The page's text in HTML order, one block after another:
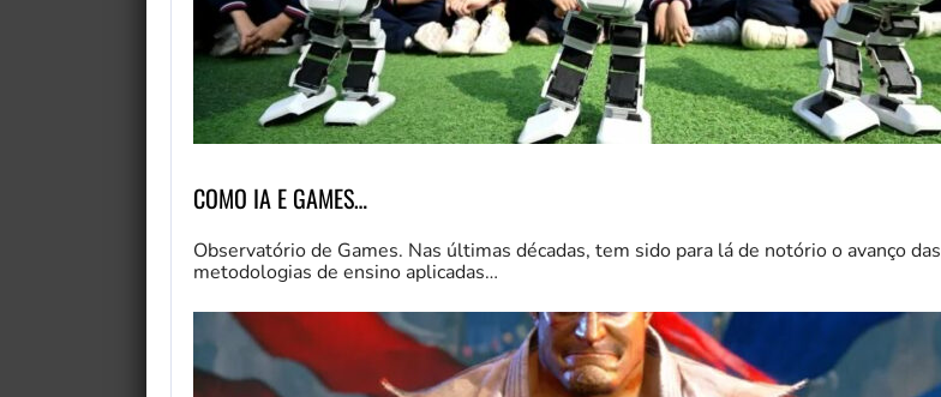
COMO IA E GAMES…
Observatório de Games. Nas últimas décadas, tem sido para lá de notório o avanço das
metodologias de ensino aplicadas…